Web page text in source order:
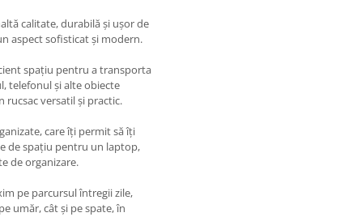
calitate, durabilă și ușor de
aspect sofisticat și modern.
spațiu pentru a transporta
telefonul și alte obiecte
rucsac versatil și practic.
care îți permit să îți
de spațiu pentru un laptop,
de organizare.
pe parcursul întregii zile,
umăr, cât și pe spate, în